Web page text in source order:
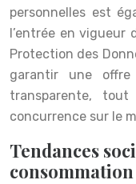
personnelles est
l’entrée en vigueur
Protection des
garantir une offre
transparente,
concurrence sur le
Tendances